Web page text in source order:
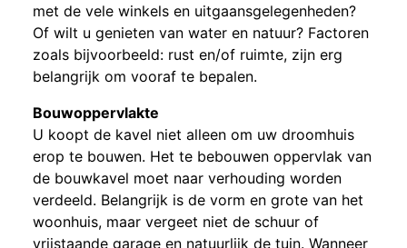
met de vele winkels en uitgaansgelegenheden?
Of wilt u genieten van water en natuur? Factoren
zoals bijvoorbeeld: rust en/of ruimte, zijn erg
belangrijk om vooraf te bepalen.
Bouwoppervlakte
U koopt de kavel niet alleen om uw droomhuis
erop te bouwen. Het te bebouwen oppervlak van
de bouwkavel moet naar verhouding worden
verdeeld. Belangrijk is de vorm en grote van het
woonhuis, maar vergeet niet de schuur of
vrijstaande garage en natuurlijk de tuin. Wanneer